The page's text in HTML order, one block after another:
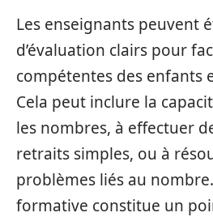
Les enseignants peuvent
d’évaluation clairs pour
compétentes des enfants
Cela peut inclure la
les nombres, à effectuer
retraits simples, ou à
problèmes liés au nombre.
formative constitue un